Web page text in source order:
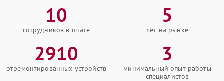
10
сотрудников в штате
5
лет на рынке
2910
отремонтированных устройств
3
минимальный опыт работы
специалистов